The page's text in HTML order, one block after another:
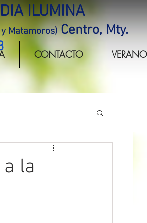
CONTACTO VERANO
ILUMINA
Matamoros) Centro, Mty.
la